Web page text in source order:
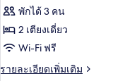
เตียง,
วิว
แม่น้ำ
ของ
ห้อง
พัก,
เตียง
พักได้ 3 คน
2 เตียงเดี่ยว
Wi-Fi ฟรี
รายละเอียดเพิ่มเติม
ราย